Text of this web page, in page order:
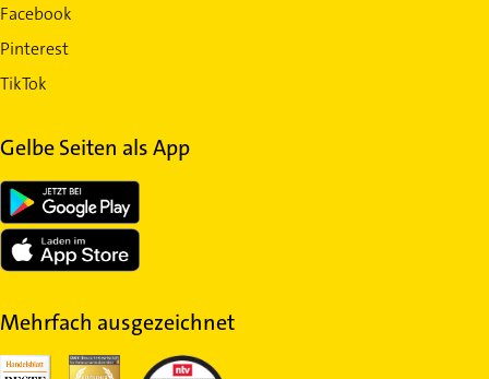
Facebook
Pinterest
TikTok
Gelbe Seiten als App
Mehrfach ausgezeichnet